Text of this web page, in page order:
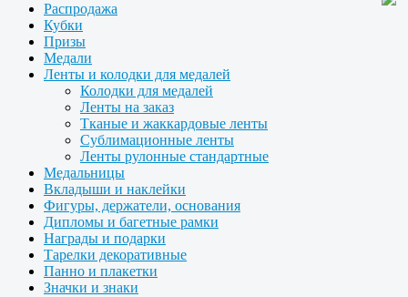
Распродажа
Кубки
Призы
Медали
Ленты и колодки для медалей
Колодки для медалей
Ленты на заказ
Тканые и жаккардовые ленты
Сублимационные ленты
Ленты рулонные стандартные
Медальницы
Вкладыши и наклейки
Фигуры, держатели, основания
Дипломы и багетные рамки
Награды и подарки
Тарелки декоративные
Панно и плакетки
Значки и знаки